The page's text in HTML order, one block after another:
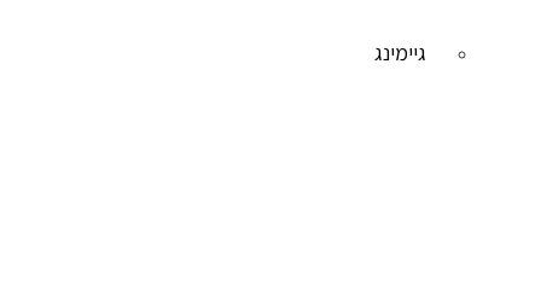
גיימינג